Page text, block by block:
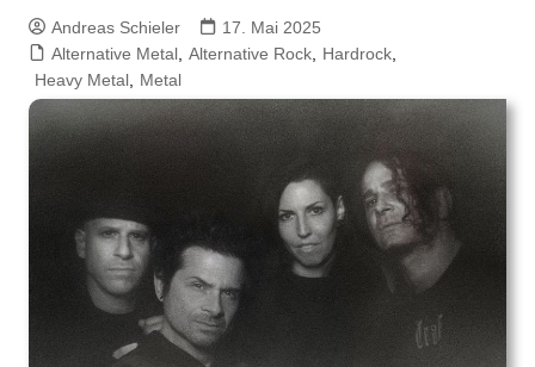
Andreas Schieler
17. Mai 2025
Alternative Metal, Alternative Rock, Hardrock,
Heavy Metal, Metal